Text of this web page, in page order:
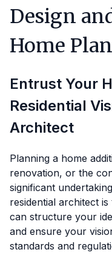
Design
Home
Entrust Your
Residential
Architect
Planning a home
renovation, or the
significant
residential architect
can structure your
and ensure your
standards and